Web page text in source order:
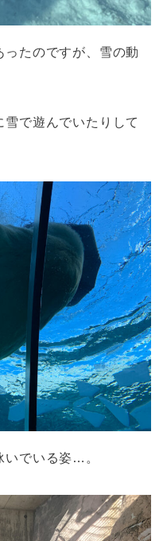
ったのですが、雪の動
で遊んでいたりして
いでいる姿…。